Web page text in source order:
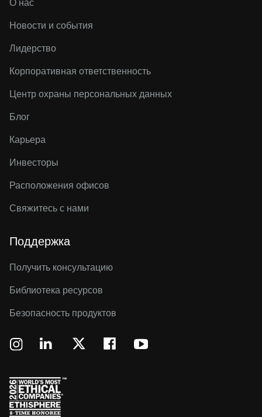
О нас
Новости и события
Лидерство
Корпоративная ответственность
Центр охраны персональных данных
Блог
Карьера
Инвесторы
Расположения офисов
Свяжитесь с нами
Поддержка
Получить консультацию
Библиотека ресурсов
Безопасность продуктов